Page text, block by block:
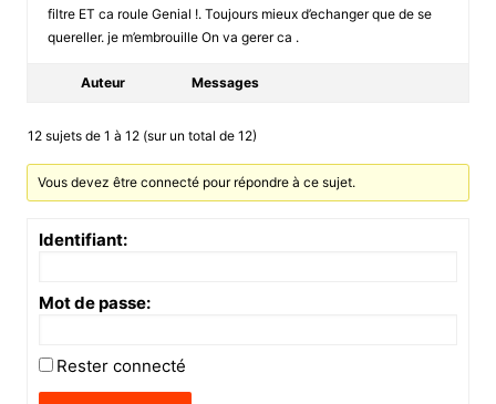
filtre ET ca roule Genial !. Toujours mieux d’echanger que de se
quereller. je m’embrouille On va gerer ca .
Auteur Messages
12 sujets de 1 à 12 (sur un total de 12)
Vous devez être connecté pour répondre à ce sujet.
Identifiant:
Mot de passe:
Rester connecté